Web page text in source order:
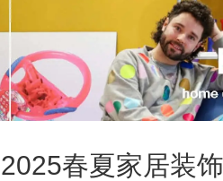
2025春夏家居装